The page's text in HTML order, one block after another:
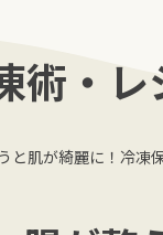
術・レ
と肌が綺麗に！冷凍